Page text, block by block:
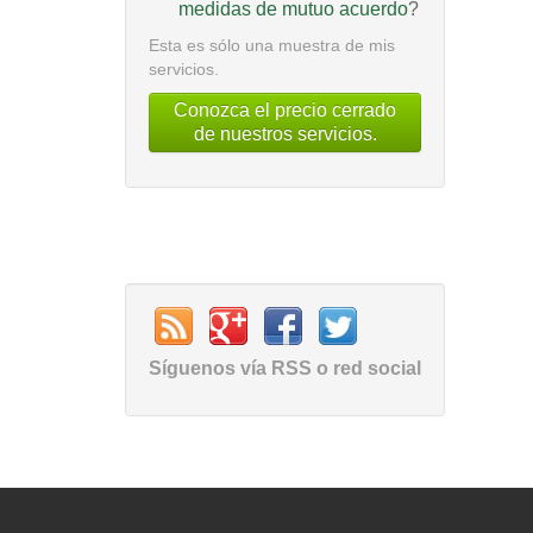
medidas de mutuo acuerdo?
Esta es sólo una muestra de mis
servicios.
Conozca el precio cerrado
de nuestros servicios.
Síguenos vía RSS o red social